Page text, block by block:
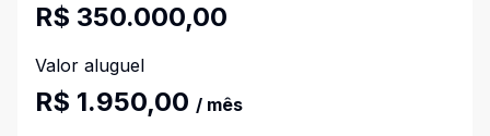
R$ 350.000,00
Valor aluguel
R$ 1.950,00 / mês